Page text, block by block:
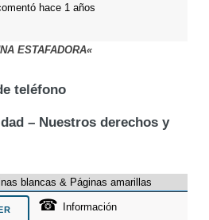
hace 1 años
ESTAFADORA«
teléfono
– Nuestros derechos y
blancas & Páginas amarillas
☎
Información